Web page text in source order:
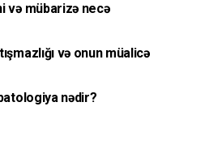
və mübarizə necə
və onun müalicə
nədir?